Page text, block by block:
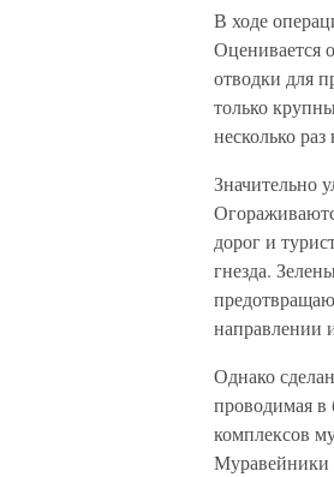
В ходе
Оценивается
отводки для
только
несколько раз
Значительно
дорог и
гнезда.
направлении
Однако
проводимая в
комплексов
Муравейники